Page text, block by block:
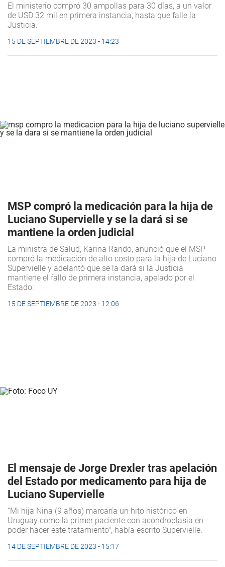
El ministerio compró 30 ampollas para 30 días, a un valor
de USD 32 mil en primera instancia, hasta que falle la
Justicia.
15 DE SEPTIEMBRE DE 2023 - 14:23
MSP compró la medicación para la hija de
Luciano Supervielle y se la dará si se
mantiene la orden judicial
La ministra de Salud, Karina Rando, anunció que el MSP
compró la medicación de alto costo para la hija de Luciano
Supervielle y adelantó que se la dará si la Justicia
mantiene el fallo de primera instancia, apelado por el
Estado.
15 DE SEPTIEMBRE DE 2023 - 12:06
El mensaje de Jorge Drexler tras apelación
del Estado por medicamento para hija de
Luciano Supervielle
“Mi hija Nina (9 años) marcaría un hito histórico en
Uruguay como la primer paciente con acondroplasia en
poder hacer este tratamiento", había escrito Supervielle.
14 DE SEPTIEMBRE DE 2023 - 15:17